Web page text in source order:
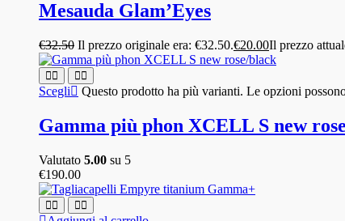
Mesauda Glam’Eyes
€32.50 Il prezzo originale era: €32.50.€20.00Il prezzo
Scegli Questo prodotto ha più varianti. Le opzioni
Gamma più phon XCELL S new
Valutato 5.00 su 5
€190.00